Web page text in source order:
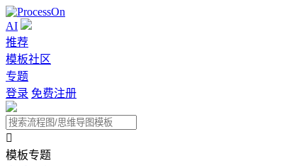
AI
推荐
模板社区
专题
登录 免费注册

模板专题